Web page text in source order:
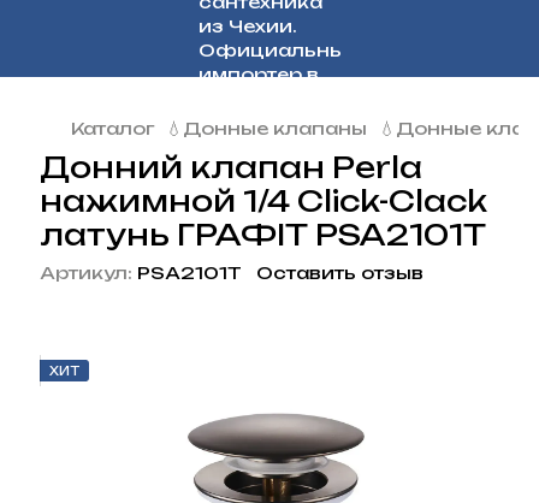
Каталог 💧Донные клапаны 💧Донные
Донний клапан Perla
нажимной 1/4 Click-Clack
латунь ГРАФІТ PSA2101T
Артикул: PSA2101T Оставить отзыв
ХИТ